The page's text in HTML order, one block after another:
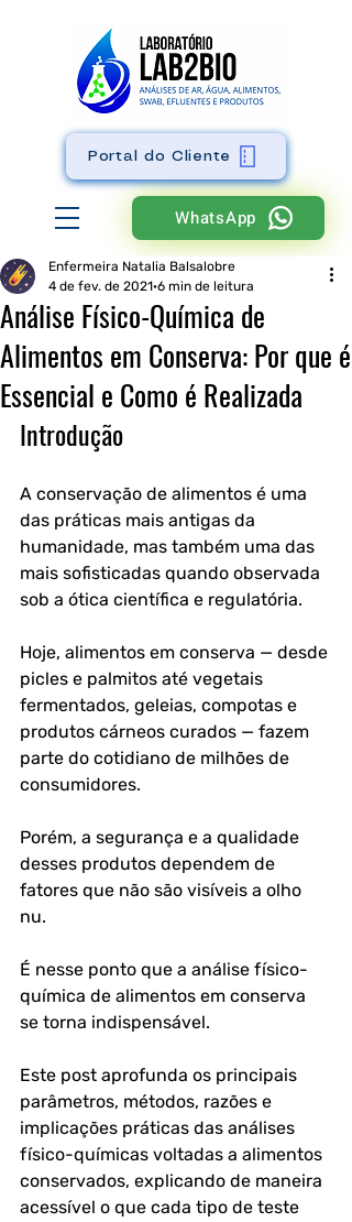
WhatsApp
Portal do Cliente
Análise Físico-Química de
Alimentos em Conserva: Por que é
Essencial e Como é Realizada
Enfermeira Natalia Balsalobre
4 de fev. de 2021 6 min de leitura
Introdução
A conservação de alimentos é uma
das práticas mais antigas da
humanidade, mas também uma das
mais sofisticadas quando observada
sob a ótica científica e regulatória.
Hoje, alimentos em conserva — desde
picles e palmitos até vegetais
fermentados, geleias, compotas e
produtos cárneos curados — fazem
parte do cotidiano de milhões de
consumidores.
Porém, a segurança e a qualidade
desses produtos dependem de
fatores que não são visíveis a olho
nu.
É nesse ponto que a análise físico-
química de alimentos em conserva
se torna indispensável.
Este post aprofunda os principais
parâmetros, métodos, razões e
implicações práticas das análises
físico-químicas voltadas a alimentos
conservados, explicando de maneira
acessível o que cada tipo de teste